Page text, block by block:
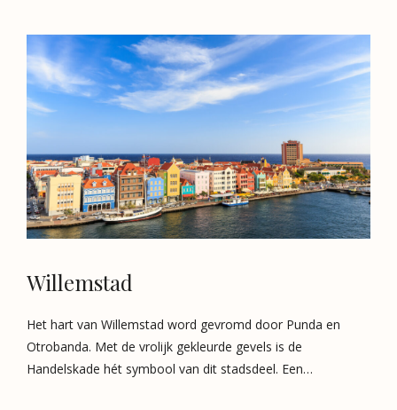
Willemstad
Het hart van Willemstad word gevromd door Punda en
Otrobanda. Met de vrolijk gekleurde gevels is de
Handelskade hét symbool van dit stadsdeel. Een…